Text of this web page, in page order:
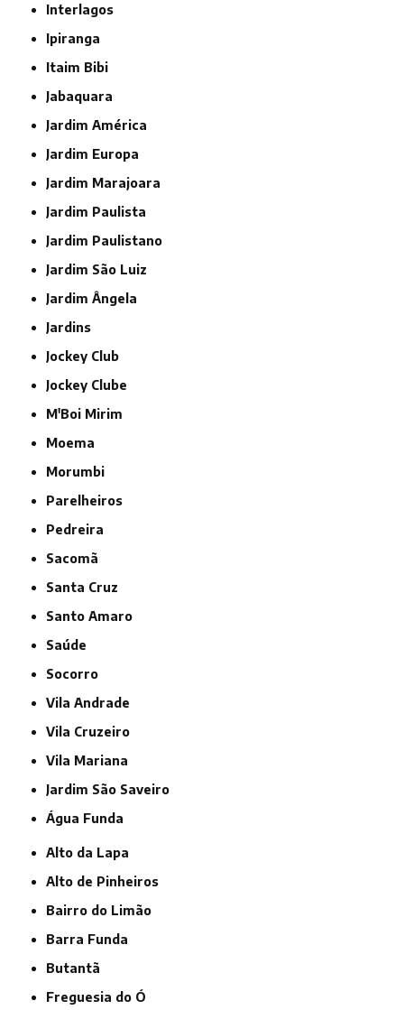
Interlagos
Ipiranga
Itaim Bibi
Jabaquara
Jardim América
Jardim Europa
Jardim Marajoara
Jardim Paulista
Jardim Paulistano
Jardim São Luiz
Jardim Ângela
Jardins
Jockey Club
Jockey Clube
M'Boi Mirim
Moema
Morumbi
Parelheiros
Pedreira
Sacomã
Santa Cruz
Santo Amaro
Saúde
Socorro
Vila Andrade
Vila Cruzeiro
Vila Mariana
jardim São Saveiro
Água Funda
Alto da Lapa
Alto de Pinheiros
Bairro do Limão
Barra Funda
Butantã
Freguesia do Ó